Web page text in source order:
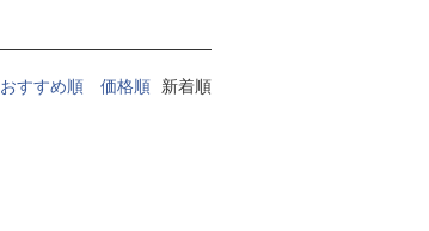
おすすめ順 価格順 新着順